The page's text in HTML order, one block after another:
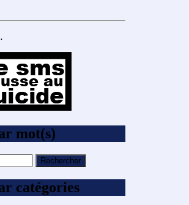
mot(s)
catégories